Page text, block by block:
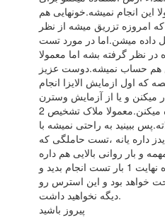
انجام نمیشه.خونهایی هم
که امروزه تزریق میشه از نظر hiv , HB,HCبررسی میشن و بعد
داده میشن.اما در مورد تست
1 کمک کننده در نظر گرفته بشه اما معمولا
هم حساب نمیشه.دوست عزیز
که اول ازمایش الایزا انجام
میکنن و یا از آزمایش وسترن
بلات که اعتبار بیشتری داره استفاده میکنن.معمولا ملاک تشخیص 2
و 1 وسترن بلاته.پس ببینید به راحتی نمیشه با
داره یانه ،تست حاملگی که
اگر جزو دغدغه های فکریتون شده نهایت 1 بار تست انجام بدید و
خواهد بود و این استرس رو
دیگه نخواهید داشت.
پیروز باشید